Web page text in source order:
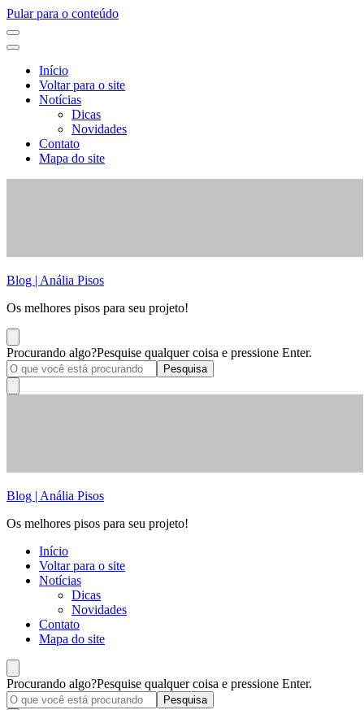
Pular para o conteúdo
Início
Voltar para o site
Notícias
Dicas
Novidades
Contato
Mapa do site
Blog | Anália Pisos
Os melhores pisos para seu projeto!
Procurando algo?Pesquise qualquer coisa e pressione Enter.
Blog | Anália Pisos
Os melhores pisos para seu projeto!
Início
Voltar para o site
Notícias
Dicas
Novidades
Contato
Mapa do site
Procurando algo?Pesquise qualquer coisa e pressione Enter.